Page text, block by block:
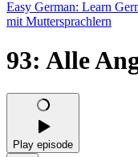
Easy German: Learn
mit Muttersprachlern
93: Alle
Play episode